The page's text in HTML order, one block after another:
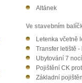
Altánek
Ve stavebním
Letenka včetně
Transfer letiště -
Ubytování 7
Pojištění CK
Základní